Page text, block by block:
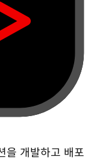
을 개발하고 배포